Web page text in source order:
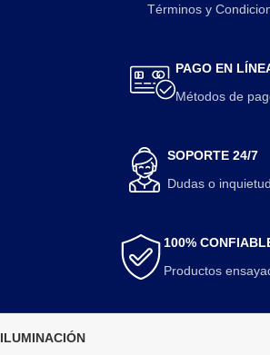
Términos y
PAGO EN
Métodos de
SOPORTE 24/7
Dudas o
100%
Productos
ILUMINACIÓN